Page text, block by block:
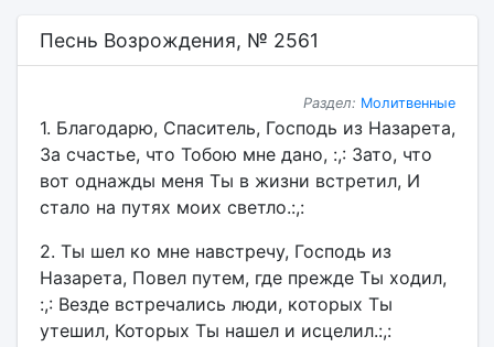
Песнь Возрождения, № 2561
Раздел: Молитвенные
1. Благодарю, Спаситель, Господь из Назарета,
За счастье, что Тобою мне дано, :,: Зато, что
вот однажды меня Ты в жизни встретил, И
стало на путях моих светло.:,:
2. Ты шел ко мне навстречу, Господь из
Назарета, Повел путем, где прежде Ты ходил,
:,: Везде встречались люди, которых Ты
утешил, Которых Ты нашел и исцелил.:,: